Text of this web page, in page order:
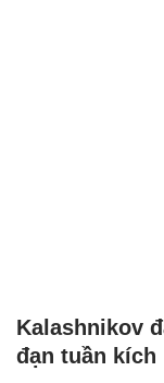
Kalashnikov
đạn tuần kích